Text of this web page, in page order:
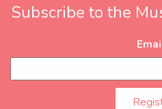
Subscribe to the